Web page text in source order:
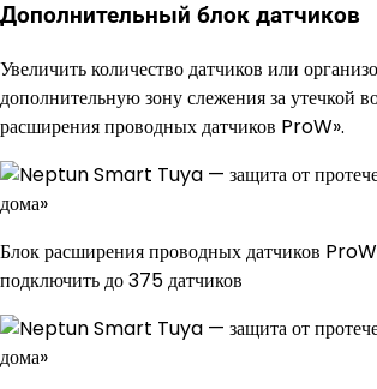
Дополнительный блок датчиков
Увеличить количество датчиков или
дополнительную зону слежения за утечкой
расширения проводных датчиков ProW».
Блок расширения проводных датчиков ProW
подключить до 375 датчиков